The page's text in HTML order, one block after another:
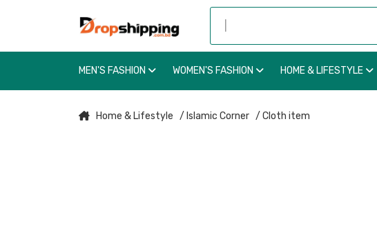
MEN'S FASHION WOMEN'S FASHION HOME & LIFESTYLE
Home & Lifestyle / Islamic Corner / Cloth item